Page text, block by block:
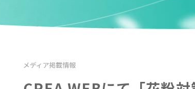
メディア掲載情報